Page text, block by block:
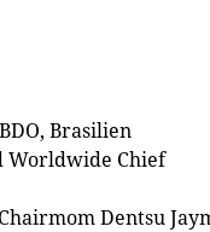
Brasilien
Worldwide Chief
Dentsu